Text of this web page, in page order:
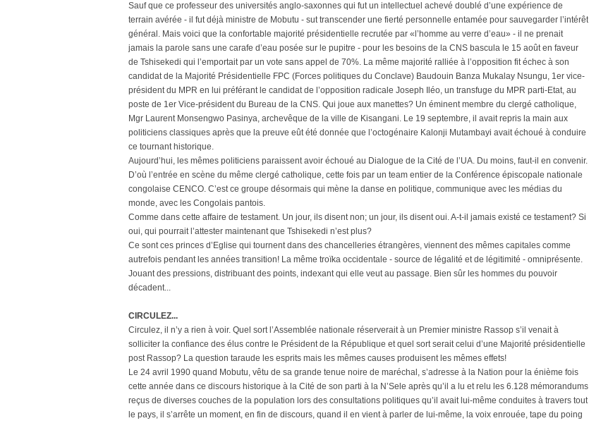
Sauf que ce professeur des universités anglo-saxonnes qui fut un intellectuel achevé doublé d’une expérience de
terrain avérée - il fut déjà ministre de Mobutu - sut transcender une fierté personnelle entamée pour sauvegarder l’intérêt
général. Mais voici que la confortable majorité présidentielle recrutée par «l’homme au verre d’eau» - il ne prenait
jamais la parole sans une carafe d’eau posée sur le pupitre - pour les besoins de la CNS bascula le 15 août en faveur
de Tshisekedi qui l’emportait par un vote sans appel de 70%. La même majorité ralliée à l’opposition fit échec à son
candidat de la Majorité Présidentielle FPC (Forces politiques du Conclave) Baudouin Banza Mukalay Nsungu, 1er vice-
président du MPR en lui préférant le candidat de l’opposition radicale Joseph Iléo, un transfuge du MPR parti-Etat, au
poste de 1er Vice-président du Bureau de la CNS. Qui joue aux manettes? Un éminent membre du clergé catholique,
Mgr Laurent Monsengwo Pasinya, archevêque de la ville de Kisangani. Le 19 septembre, il avait repris la main aux
politiciens classiques après que la preuve eût été donnée que l’octogénaire Kalonji Mutambayi avait échoué à conduire
ce tournant historique.
Aujourd’hui, les mêmes politiciens paraissent avoir échoué au Dialogue de la Cité de l’UA. Du moins, faut-il en convenir.
D’où l’entrée en scène du même clergé catholique, cette fois par un team entier de la Conférence épiscopale nationale
congolaise CENCO. C’est ce groupe désormais qui mène la danse en politique, communique avec les médias du
monde, avec les Congolais pantois.
Comme dans cette affaire de testament. Un jour, ils disent non; un jour, ils disent oui. A-t-il jamais existé ce testament? Si
oui, qui pourrait l’attester maintenant que Tshisekedi n’est plus?
Ce sont ces princes d’Eglise qui tournent dans des chancelleries étrangères, viennent des mêmes capitales comme
autrefois pendant les années transition! La même troïka occidentale - source de légalité et de légitimité - omniprésente.
Jouant des pressions, distribuant des points, indexant qui elle veut au passage. Bien sûr les hommes du pouvoir
décadent...
CIRCULEZ...
Circulez, il n’y a rien à voir. Quel sort l’Assemblée nationale réserverait à un Premier ministre Rassop s’il venait à
solliciter la confiance des élus contre le Président de la République et quel sort serait celui d’une Majorité présidentielle
post Rassop? La question taraude les esprits mais les mêmes causes produisent les mêmes effets!
Le 24 avril 1990 quand Mobutu, vêtu de sa grande tenue noire de maréchal, s’adresse à la Nation pour la énième fois
cette année dans ce discours historique à la Cité de son parti à la N’Sele après qu’il a lu et relu les 6.128 mémorandums
reçus de diverses couches de la population lors des consultations politiques qu’il avait lui-même conduites à travers tout
le pays, il s’arrête un moment, en fin de discours, quand il en vient à parler de lui-même, la voix enrouée, tape du poing